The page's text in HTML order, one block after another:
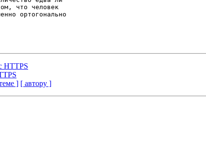
что человек
ортогонально
HTTPS
] [ автору ]